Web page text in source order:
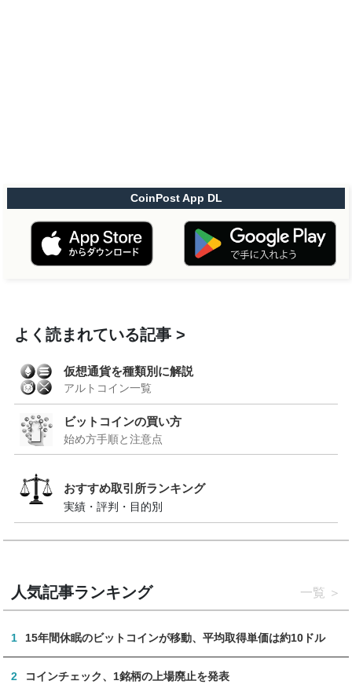
CoinPost App DL
よく読まれている記事
仮想通貨を種類別に解説
アルトコイン一覧
ビットコインの買い方
始め方手順と注意点
おすすめ取引所ランキング
実績・評判・目的別
人気記事ランキング 一覧
1 15年間休眠のビットコインが移動、平均取得単価は約10ドル
2 コインチェック、1銘柄の上場廃止を発表